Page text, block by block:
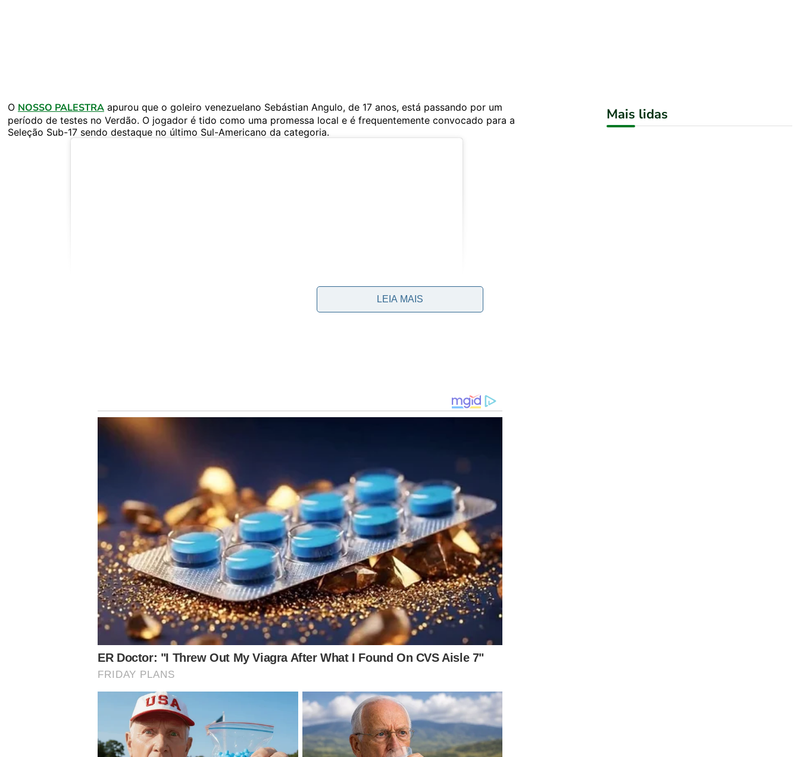
O NOSSO PALESTRA apurou que o goleiro venezuelano Sebástian Angulo, de 17 anos, está passando por um
período de testes no Verdão. O jogador é tido como uma promessa local e é frequentemente convocado para a
Seleção Sub-17 sendo destaque no último Sul-Americano da categoria.
Angulo pertence ao Academia Puerto Cabello e disputará alguns torneios amistosos com o Palmeiras. O atleta só
poderá assinar um vínculo com o clube, caso seja aprovado, no início de 2027 quando completará 18 anos.
Notícias Relacionadas
Referência mundial
A categoria de base do Verdão é referência na captação de jovens jogadores não somente no cenário brasileiro
mas também mundial. Nos últimos anos, o Alviverde ampliou as análises para o mercado africano e tem alguns
atletas em seus elencos.
Mais lidas
LEIA MAIS